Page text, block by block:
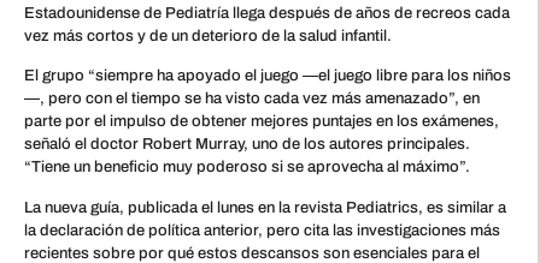
Estadounidense de Pediatría llega después de años de recreos cada
vez más cortos y de un deterioro de la salud infantil.
El grupo “siempre ha apoyado el juego —el juego libre para los niños
—, pero con el tiempo se ha visto cada vez más amenazado”, en
parte por el impulso de obtener mejores puntajes en los exámenes,
señaló el doctor Robert Murray, uno de los autores principales.
“Tiene un beneficio muy poderoso si se aprovecha al máximo”.
La nueva guía, publicada el lunes en la revista Pediatrics, es similar a
la declaración de política anterior, pero cita las investigaciones más
recientes sobre por qué estos descansos son esenciales para el